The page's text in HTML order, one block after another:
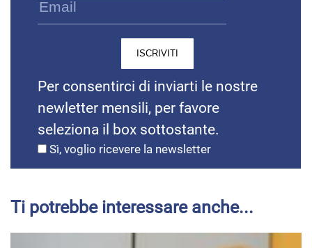
Per consentirci di inviarti le nostre
newletter mensili, per favore
seleziona il box sottostante.
Sì, voglio ricevere la newsletter
Ti potrebbe interessare anche...